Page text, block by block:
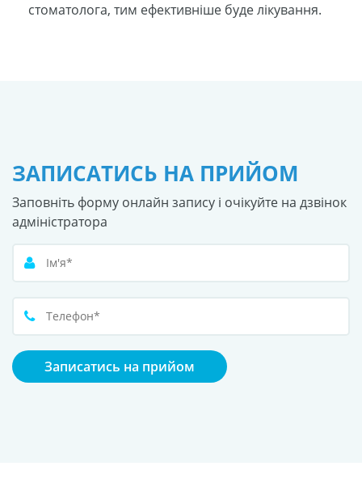
стоматолога, тим ефективніше буде лікування.
ЗАПИСАТИСЬ НА ПРИЙОМ
Заповніть форму онлайн запису і очікуйте на дзвінок
адміністратора
Записатись на прийом